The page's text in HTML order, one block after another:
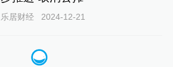
乐居财经 2024-12-21